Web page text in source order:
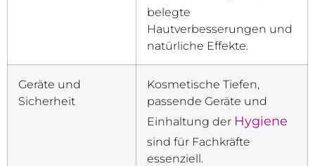
belegte
Hautverbesserungen und
natürliche Effekte.
Geräte und
Sicherheit
Kosmetische Tiefen,
passende Geräte und
Einhaltung der Hygiene
sind für Fachkräfte
essenziell.